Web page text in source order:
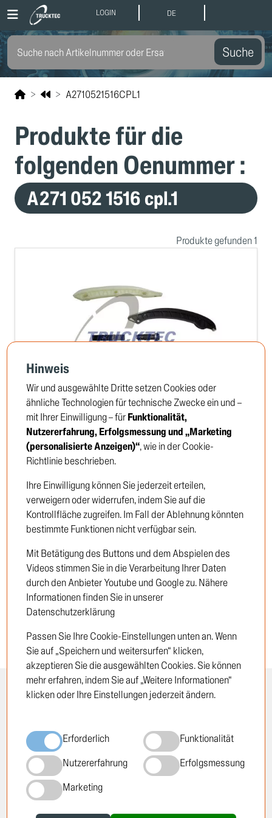
LOGIN DE
Suche
A2710521516CPL1
Produkte für die
folgenden Oenummer :
A271 052 1516 cpl.1
Produkte gefunden 1
Steuerkettensatz
TRUCKTEC no: 02.12.229
Um die Preise zu sehen, müssen Sie sich
anmelden oder Kunde werden
Neukunde
INFORMATION
Standorte
Über TRUCKTEC
Geschichte
Karriere
Newsletter
RECHTLICHES
Datenschutzrichtlinie
Cookie-Richtlinie
AGB
Hinweis
Wir und ausgewählte Dritte setzen Cookies oder
ähnliche Technologien für technische Zwecke ein und –
mit Ihrer Einwilligung – fürFunktionalität,
Nutzererfahrung, Erfolgsmessung und „Marketing
(personalisierte Anzeigen)“, wie in der Cookie-
Richtlinie beschrieben.
Ihre Einwilligung können Sie jederzeit erteilen,
verweigern oder widerrufen, indem Sie auf die
Kontrollfläche zugreifen. Im Fall der Ablehnung könnten
bestimmte Funktionen nicht verfügbar sein.
Mit Betätigung des Buttons und dem Abspielen des
Videos stimmen Sie in die Verarbeitung Ihrer Daten
durch den Anbieter Youtube und Google zu. Nähere
Informationen finden Sie in unserer
Datenschutzerklärung
Passen Sie Ihre Cookie-Einstellungen unten an. Wenn
Sie auf „Speichern und weitersurfen“ klicken,
akzeptieren Sie die ausgewählten Cookies. Sie können
mehr erfahren, indem Sie auf „Weitere Informationen“
klicken oder Ihre Einstellungen jederzeit ändern.
Erforderlich
Funktionalität
Nutzererfahrung
Erfolgsmessung
Marketing